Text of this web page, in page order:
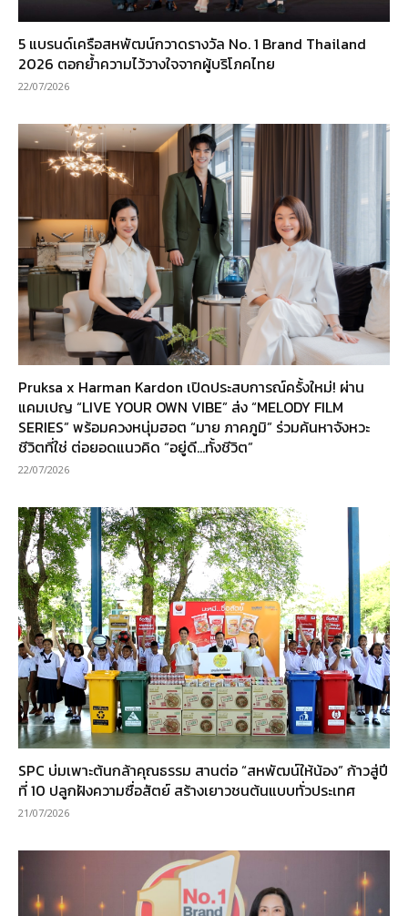
5 แบรนด์เครือสหพัฒน์กวาดรางวัล No. 1 Brand Thailand
2026 ตอกย้ำความไว้วางใจจากผู้บริโภคไทย
22/07/2026
Pruksa x Harman Kardon เปิดประสบการณ์ครั้งใหม่! ผ่าน
แคมเปญ “LIVE YOUR OWN VIBE” ส่ง “MELODY FILM
SERIES” พร้อมควงหนุ่มฮอต “มาย ภาคภูมิ” ร่วมค้นหาจังหวะ
ชีวิตที่ใช่ ต่อยอดแนวคิด “อยู่ดี…ทั้งชีวิต”
22/07/2026
SPC บ่มเพาะต้นกล้าคุณธรรม สานต่อ “สหพัฒน์ให้น้อง” ก้าวสู่ปี
ที่ 10 ปลูกฝังความซื่อสัตย์ สร้างเยาวชนต้นแบบทั่วประเทศ
21/07/2026